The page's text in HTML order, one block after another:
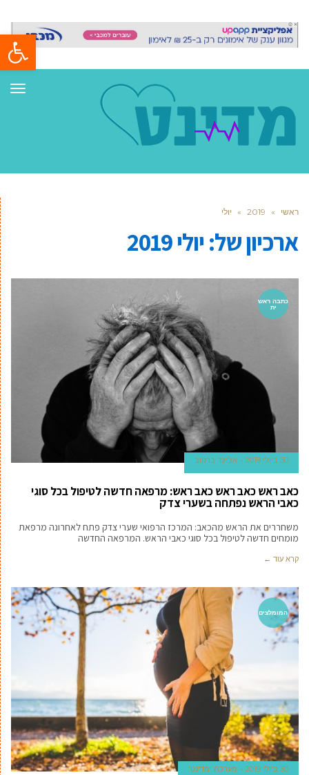
פתח
ראשי »
2019
» יולי
ארכיון של:יולי 2019
כתבה ראש
ית
30 ביולי 2019 אביעד ברטוב
כאב ראש כאב ראש כאב ראש: מרפאה חדשה לטיפול בכל סוגי
כאבי הראש נפתחה בשערי צדק
משחררים את הראש מהכאב: המרכז הרפואי שערי צדק פתח לאחרונה מרפאת
מומחים חדשה לטיפול בכל סוגי כאבי הראש. המרפאה החדשה
קרא עוד ←
המומלצים
30 ביולי 2019 מערכת 'מדינט'